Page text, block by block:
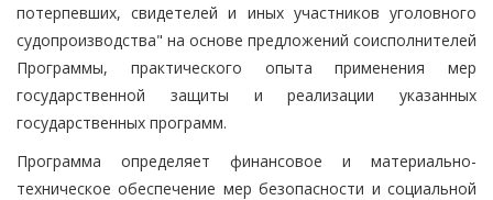
потерпевших, свидетелей и иных участников уголовного
судопроизводства" на основе предложений соисполнителей
Программы, практического опыта применения мер
государственной защиты и реализации указанных
государственных программ.
Программа определяет финансовое и материально-
техническое обеспечение мер безопасности и социальной